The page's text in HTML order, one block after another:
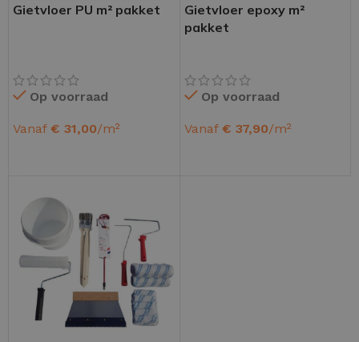
Gietvloer PU m² pakket
Op voorraad
Vanaf € 31,00/m²
Gietvloer epoxy m²
pakket
Op voorraad
Vanaf € 37,90/m²